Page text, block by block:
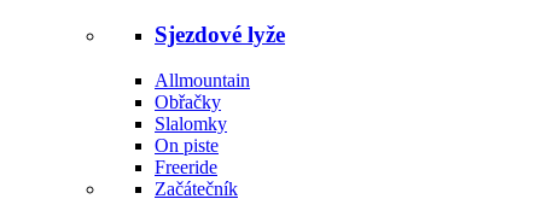
Sjezdové lyže
Allmountain
Obřačky
Slalomky
On piste
Freeride
Začátečník